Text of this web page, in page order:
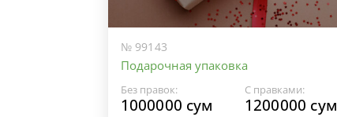
№ 99143
Подарочная упаковка
Без правок:
1000000 сум
С правками:
1200000 сум